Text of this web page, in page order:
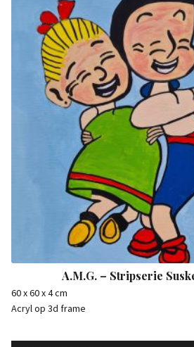
A.M.G. – Stripserie
60 x 60 x 4 cm
Acryl op 3d frame